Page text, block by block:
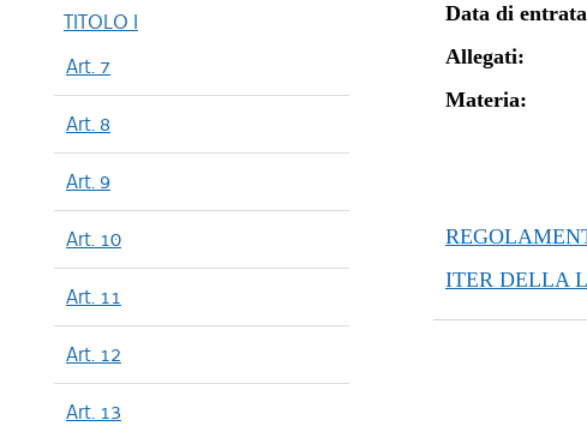
TITOLO I
Art. 7
Art. 8
Art. 9
Art. 10
Art. 11
Art. 12
Art. 13
Data di
Allegati:
Materia:
ITER DELLA